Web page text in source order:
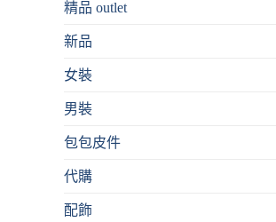
精品 outlet
新品
女裝
男裝
包包皮件
代購
配飾